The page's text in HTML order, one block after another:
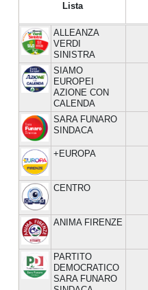
Lista
ALLEANZA
VERDI
SINISTRA
SIAMO
EUROPEI
AZIONE CON
CALENDA
SARA FUNARO
SINDACA
+EUROPA
CENTRO
ANIMA FIRENZE
PARTITO
DEMOCRATICO
SARA FUNARO